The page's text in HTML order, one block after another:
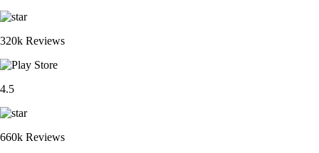
320k Reviews
4.5
660k Reviews